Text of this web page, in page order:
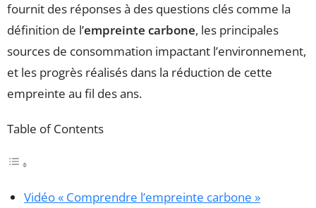
fournit des réponses à des questions clés comme la
définition de l’empreinte carbone, les principales
sources de consommation impactant l’environnement,
et les progrès réalisés dans la réduction de cette
empreinte au fil des ans.
Table of Contents
Vidéo « Comprendre l’empreinte carbone »